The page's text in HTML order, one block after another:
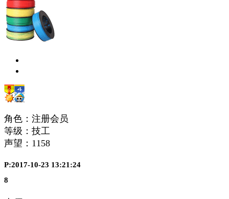
角色：注册会员
等级：技工
声望： 1158
P:2017-10-23 13:21:24
8